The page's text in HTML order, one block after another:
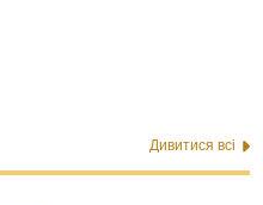
Дивитися всі